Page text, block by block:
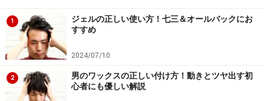
1
ジェルの正しい使い方！七三＆オールバックにお
すすめ
2024/07/10
2
男のワックスの正しい付け方！動きとツヤ出す初
心者にも優しい解説